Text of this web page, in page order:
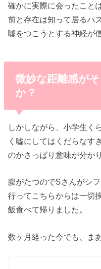
確かに実際に会ったこと
前と存在は知って居るハ
嘘をつこうとする神経が
微妙な距離感が
か？
しかしながら、小学生く
く嘘にしてはくだらなす
のかさっぱり意味が分か
腹がたつのでSさんがシ
行ってこちらからは一切
飯食べて帰りました。
数ヶ月経った今でも、ま